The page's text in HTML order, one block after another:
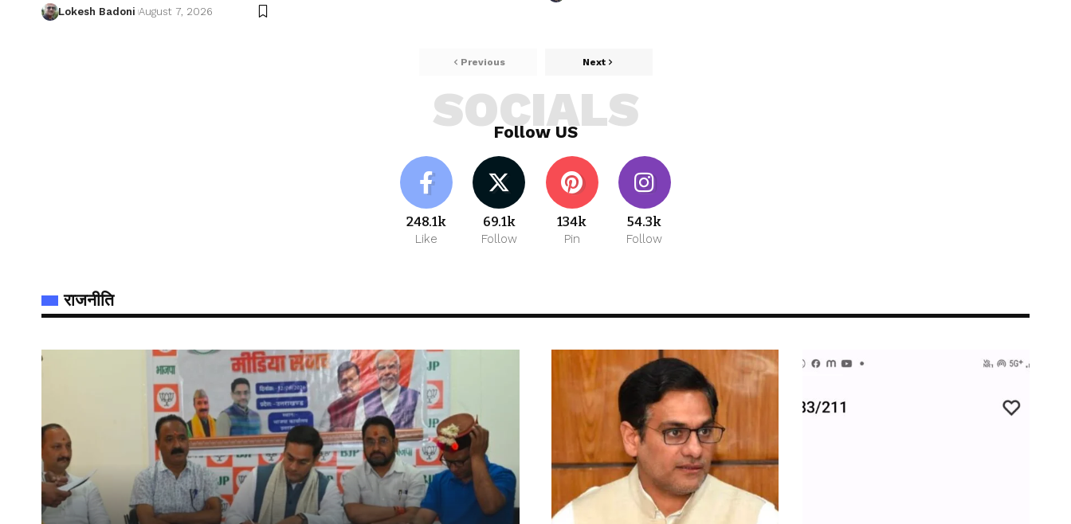
Lokesh Badoni August 7, 2026
Previous Next
Follow US
SOCIALS
248.1k
Like
69.1k
Follow
134k
Pin
54.3k
Follow
राजनीति